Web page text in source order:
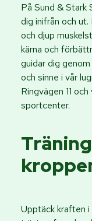
På Sund & Stark
dig inifrån och
och djup
kärna och
guidar dig
och sinne i vår
Ringvägen 11
sportcenter.
Upptäck kraften